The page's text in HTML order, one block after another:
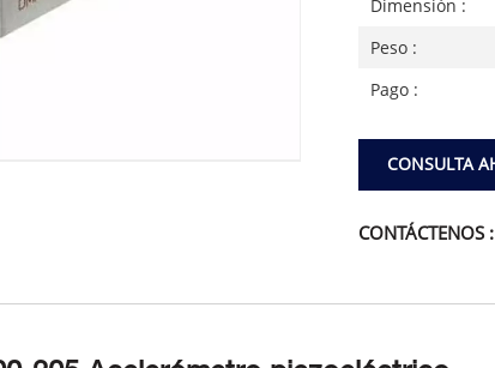
Dimensión :
Peso :
Pago :
CONSULTA
CONTÁCTENOS :